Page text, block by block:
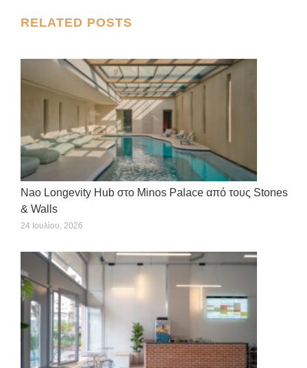
Post
RELATED POSTS
Nao Longevity Hub στο Minos Palace από τους Stones
& Walls
24 Ιουλίου, 2026